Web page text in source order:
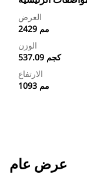
العرض
2429 مم
الوزن
537.09 كجم
الارتفاع
1093 مم
عرض عام